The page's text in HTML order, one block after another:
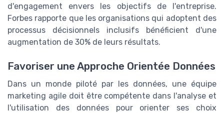
d'engagement envers les objectifs de l'entreprise.
Forbes rapporte que les organisations qui adoptent des
processus décisionnels inclusifs bénéficient d'une
augmentation de 30% de leurs résultats.
Favoriser une Approche Orientée Données
Dans un monde piloté par les données, une équipe
marketing agile doit être compétente dans l'analyse et
l'utilisation des données pour orienter ses choix